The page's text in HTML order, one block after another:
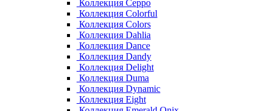
Коллекция Ceppo
Коллекция Colorful
Коллекция Colors
Коллекция Dahlia
Коллекция Dance
Коллекция Dandy
Коллекция Delight
Коллекция Duma
Коллекция Dynamic
Коллекция Eight